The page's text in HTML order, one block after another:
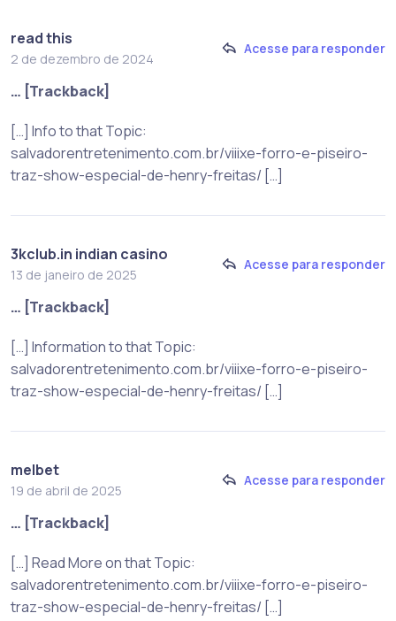
read this
2 de dezembro de 2024
Acesse para responder
… [Trackback]
[…] Info to that Topic:
salvadorentretenimento.com.br/viiixe-forro-e-piseiro-
traz-show-especial-de-henry-freitas/ […]
3kclub.in indian casino
13 de janeiro de 2025
Acesse para responder
… [Trackback]
[…] Information to that Topic:
salvadorentretenimento.com.br/viiixe-forro-e-piseiro-
traz-show-especial-de-henry-freitas/ […]
melbet
19 de abril de 2025
Acesse para responder
… [Trackback]
[…] Read More on that Topic:
salvadorentretenimento.com.br/viiixe-forro-e-piseiro-
traz-show-especial-de-henry-freitas/ […]